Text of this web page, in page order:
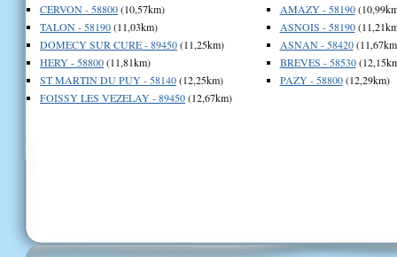
CERVON - 58800(10,57km)
TALON - 58190(11,03km)
DOMECY SUR CURE - 89450(11,25km)
HERY - 58800(11,81km)
ST MARTIN DU PUY - 58140(12,25km)
FOISSY LES VEZELAY - 89450(12,67km)
AMAZY - 58190
ASNOIS - 58190
ASNAN - 58420
BREVES - 58530
PAZY - 58800(12,29km)